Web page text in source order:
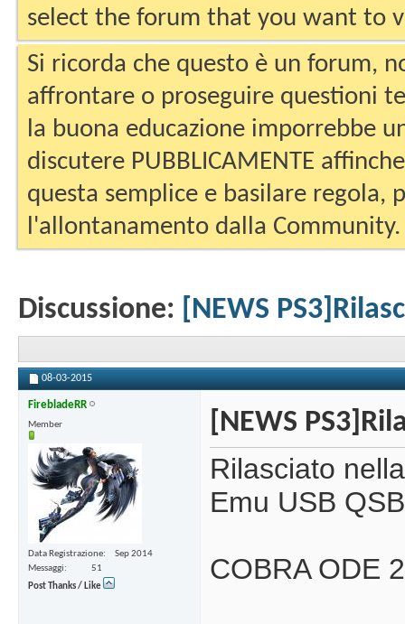
select the forum that you want to
Si ricorda che questo è un forum,
affrontare o proseguire questioni
la buona educazione imporrebbe
discutere PUBBLICAMENTE
questa semplice e basilare regola,
l'allontanamento dalla Community.
Discussione: [NEWS
08-03-2015
FirebladeRR
Member
Data Registrazione
Sep 2014
Messaggi
51
Post Thanks / Like
[NEWS
Rilasciato
Emu USB
COBRA ODE